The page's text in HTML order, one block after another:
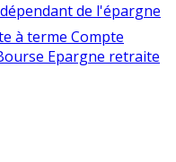
de l'épargne
à terme Compte
Epargne retraite